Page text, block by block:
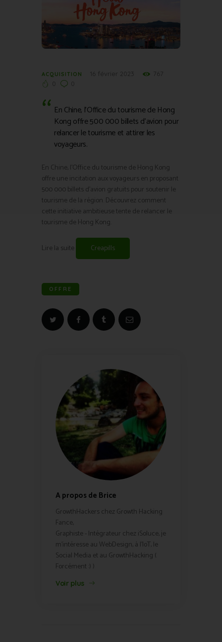
ACQUISITION
En Chine, l’Office du tourisme de Hong
Kong offre 500 000 billets d’avion pour
relancer le tourisme et attirer les
voyageurs.
En Chine, l’Office du tourisme de Hong Kong
offre une incitation aux voyageurs en proposant
500 000 billets d’avion gratuits pour soutenir le
tourisme de la région. Découvrez comment
cette initiative ambitieuse tente de relancer le
tourisme de Hong Kong.
Lire la suite Creapills
OFFRE
A propos de Brice
GrowthHackers chez Growth Hacking
Fance,
Graphiste - Intégrateur chez iSoluce, je
m'intéresse au WebDesign, à l'IoT, le
Social Media et au GrowthHacking (
Forcément :) )
Voir plus